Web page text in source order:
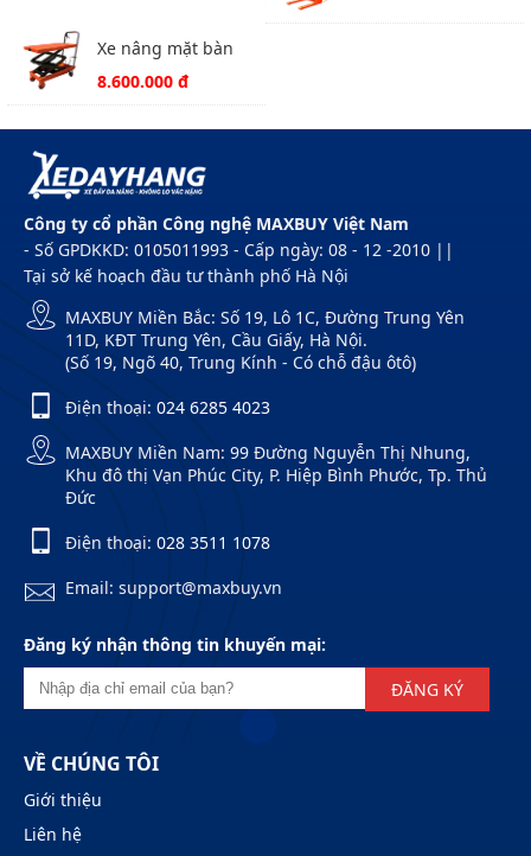
Xe nâng mặt bàn
niuli TT350(WP350)
chiều cao càng nâng
1500mm
8.600.000 đ
Công ty cổ phần Công nghệ MAXBUY Việt Nam
- Số GPDKKD: 0105011993 - Cấp ngày: 08 - 12 -2010 ||
Tại sở kế hoạch đầu tư thành phố Hà Nội
MAXBUY Miền Bắc: Số 19, Lô 1C, Đường Trung Yên
11D, KĐT Trung Yên, Cầu Giấy, Hà Nội.
(Số 19, Ngõ 40, Trung Kính - Có chỗ đậu ôtô)
Điện thoại: 024 6285 4023
MAXBUY Miền Nam: 99 Đường Nguyễn Thị Nhung,
Khu đô thị Vạn Phúc City, P. Hiệp Bình Phước, Tp. Thủ
Đức
Điện thoại: 028 3511 1078
Email: support@maxbuy.vn
Đăng ký nhận thông tin khuyến mại:
ĐĂNG KÝ
VỀ CHÚNG TÔI
Giới thiệu
Liên hệ